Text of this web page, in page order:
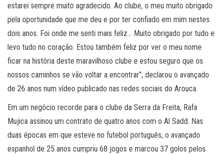
estarei sempre muito agradecido. Ao clube, o meu muito obrigado
pela oportunidade que me deu e por ter confiado em mim nestes
dois anos. Foi onde me senti mais feliz… Muito obrigado por tudo e
levo tudo no coração. Estou também feliz por ver o meu nome
ficar na história deste maravilhoso clube e estou seguro que os
nossos caminhos se vão voltar a encontrar”, declarou o avançado
de 26 anos num vídeo publicado nas redes sociais do Arouca.
Em um negócio recorde para o clube da Serra da Freita, Rafa
Mujica assinou um contrato de quatro anos com o Al Sadd. Nas
duas épocas em que esteve no futebol português, o avançado
espanhol de 25 anos cumpriu 68 jogos e marcou 37 golos pelos